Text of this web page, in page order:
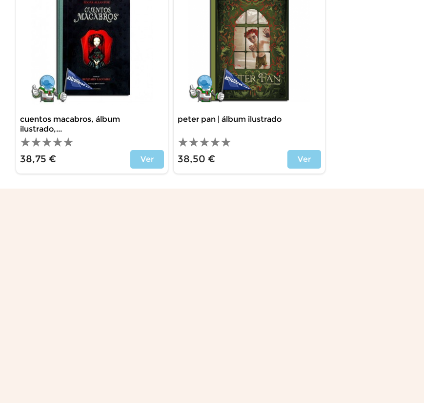
cuentos macabros, álbum
ilustrado,...
38,75 € Ver
peter pan | álbum ilustrado
38,50 € Ver